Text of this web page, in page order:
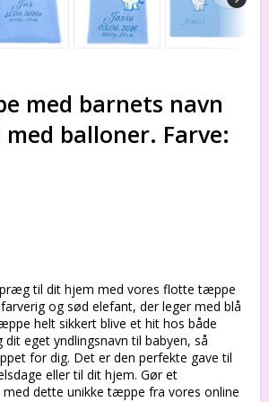
med barnets navn
balloner. Farve:
of favorites
til dit hjem med vores flotte tæppe
og sød elefant, der leger med blå
helt sikkert blive et hit hos både
eget yndlingsnavn til babyen, så
for dig. Det er den perfekte gave til
eller til dit hjem. Gør et
med dette unikke tæppe fra vores online